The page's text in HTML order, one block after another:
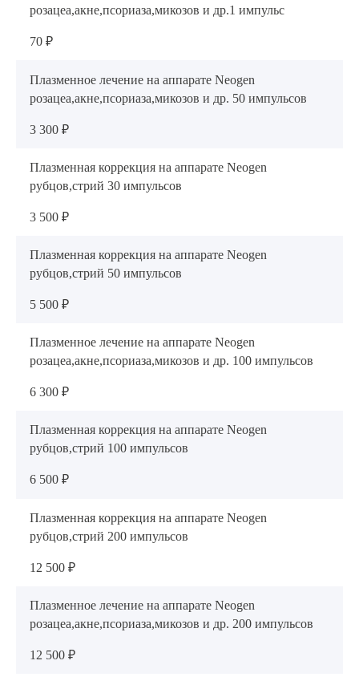
розацеа,акне,псориаза,микозов и др.1 импульс
70 ₽
Плазменное лечение на аппарате Neogen
розацеа,акне,псориаза,микозов и др. 50 импульсов
3 300 ₽
Плазменная коррекция на аппарате Neogen
рубцов,стрий 30 импульсов
3 500 ₽
Плазменная коррекция на аппарате Neogen
рубцов,стрий 50 импульсов
5 500 ₽
Плазменное лечение на аппарате Neogen
розацеа,акне,псориаза,микозов и др. 100 импульсов
6 300 ₽
Плазменная коррекция на аппарате Neogen
рубцов,стрий 100 импульсов
6 500 ₽
Плазменная коррекция на аппарате Neogen
рубцов,стрий 200 импульсов
12 500 ₽
Плазменное лечение на аппарате Neogen
розацеа,акне,псориаза,микозов и др. 200 импульсов
12 500 ₽